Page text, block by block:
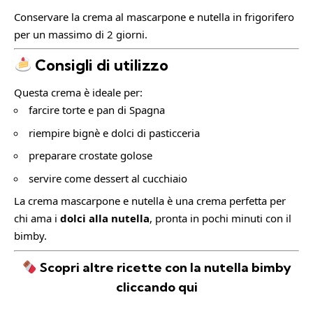
Conservare la crema al mascarpone e nutella in frigorifero
per un massimo di 2 giorni.
Consigli di utilizzo
Questa crema è ideale per:
farcire torte e pan di Spagna
riempire bignè e dolci di pasticceria
preparare crostate golose
servire come dessert al cucchiaio
La crema mascarpone e nutella è una crema perfetta per
chi ama i dolci alla nutella, pronta in pochi minuti con il
bimby.
Scopri altre ricette con la nutella bimby
cliccando qui